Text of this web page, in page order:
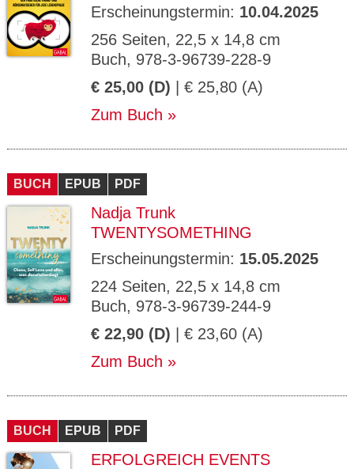
Erscheinungstermin: 10.04.2025
256 Seiten, 22,5 x 14,8 cm
Buch, 978-3-96739-228-9
€ 25,00 (D) | € 25,80 (A)
Zum Buch
BUCH EPUB PDF
Nadja Trunk
TWENTYSOMETHING
Erscheinungstermin: 15.05.2025
224 Seiten, 22,5 x 14,8 cm
Buch, 978-3-96739-244-9
€ 22,90 (D) | € 23,60 (A)
Zum Buch
BUCH EPUB PDF
ERFOLGREICH EVENTS